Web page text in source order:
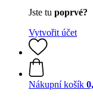
Jste tu poprvé?
Vytvořit účet
Nákupní košík